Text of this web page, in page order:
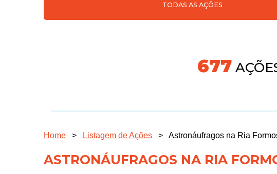
TODAS AS AÇÕES
745
Home > Listagem de Ações > Astronáufragos na Ria
ASTRONÁUFRAGOS NA RIA